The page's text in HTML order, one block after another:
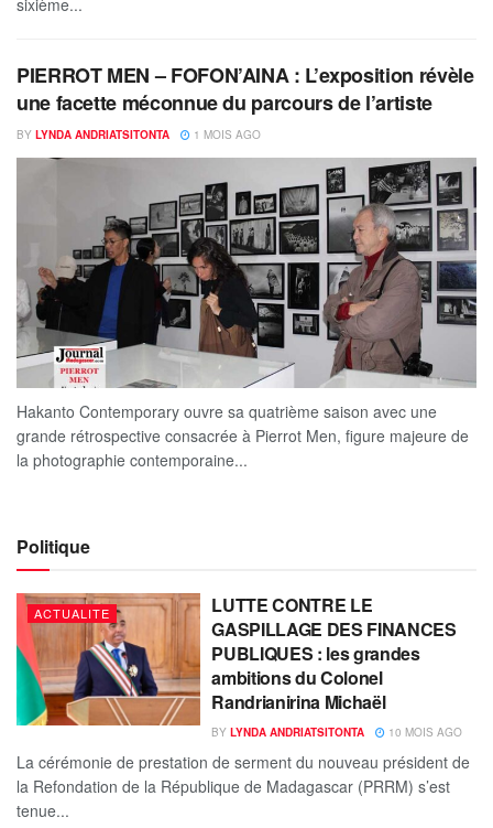
sixième...
PIERROT MEN – FOFON’AINA : L’exposition révèle
une facette méconnue du parcours de l’artiste
BY LYNDA ANDRIATSITONTA 1 MOIS AGO
Hakanto Contemporary ouvre sa quatrième saison avec une
grande rétrospective consacrée à Pierrot Men, figure majeure de
la photographie contemporaine...
Politique
ACTUALITE
LUTTE CONTRE LE
GASPILLAGE DES FINANCES
PUBLIQUES : les grandes
ambitions du Colonel
Randrianirina Michaël
BY LYNDA ANDRIATSITONTA 10 MOIS AGO
La cérémonie de prestation de serment du nouveau président de
la Refondation de la République de Madagascar (PRRM) s’est
tenue...